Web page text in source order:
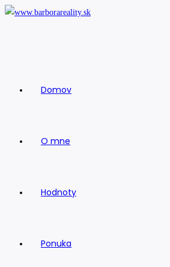
Skip
Domov
O mne
Hodnoty
Ponuka